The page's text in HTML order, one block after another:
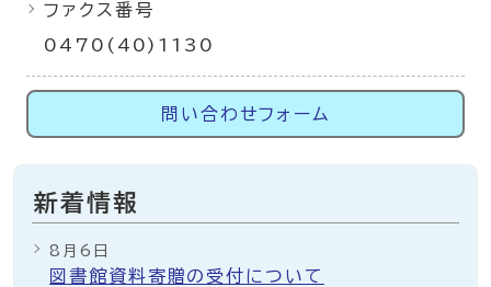
ファクス番号
0470(40)1130
問い合わせフォーム
新着情報
8月6日
図書館資料寄贈の受付について